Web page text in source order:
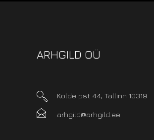
ARHGILD OÜ
Kolde pst 44, Tallinn 10319
arhgild@arhgild.ee